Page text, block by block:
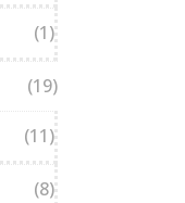
(1)
(19)
(11)
(8)